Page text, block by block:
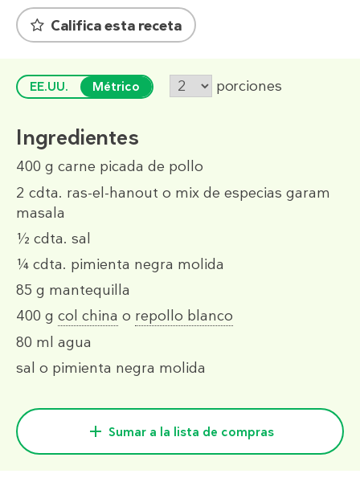
Califica esta receta
EE.UU. Métrico porciones
Ingredientes
400 g carne picada de pollo
2 cdta. ras-el-hanout o mix de especias garam
masala
½ cdta. sal
¼ cdta. pimienta negra molida
85 g mantequilla
400 g col china o repollo blanco
80 ml agua
sal o pimienta negra molida
Sumar a la lista de compras